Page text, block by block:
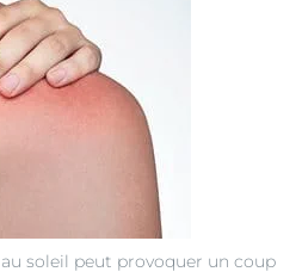
soleil peut provoquer un coup